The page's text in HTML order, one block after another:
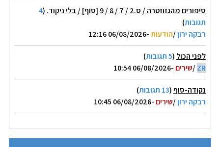
סיפורים מהגזוזטרה / ס.2 / 7 / 8 / 9 [סוף] / בלי ניקוד. (
4
תגובות)
רבקה ירון/הודעות-06/08/2026 12:16
לפני הכול (5 תגובות
)
ZR
/שירים -06/08/2026 10:54
נקודה-סוף (13 תגובות
)
רבקה ירון/שירים -06/08/2026 10:45